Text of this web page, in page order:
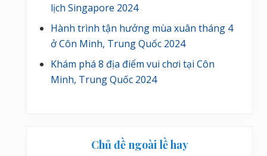
lịch Singapore 2024
Hành trình tận hưởng mùa xuân tháng 4
ở Côn Minh, Trung Quốc 2024
Khám phá 8 địa điểm vui chơi tại Côn
Minh, Trung Quốc 2024
Chủ đề ngoài lề hay